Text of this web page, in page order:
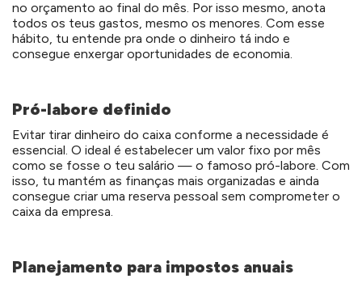
no orçamento ao final do mês. Por isso mesmo, anota
todos os teus gastos, mesmo os menores. Com esse
hábito, tu entende pra onde o dinheiro tá indo e
consegue enxergar oportunidades de economia.
Pró-labore definido
Evitar tirar dinheiro do caixa conforme a necessidade é
essencial. O ideal é estabelecer um valor fixo por mês
como se fosse o teu salário — o famoso pró-labore. Com
isso, tu mantém as finanças mais organizadas e ainda
consegue criar uma reserva pessoal sem comprometer o
caixa da empresa.
Planejamento para impostos anuais